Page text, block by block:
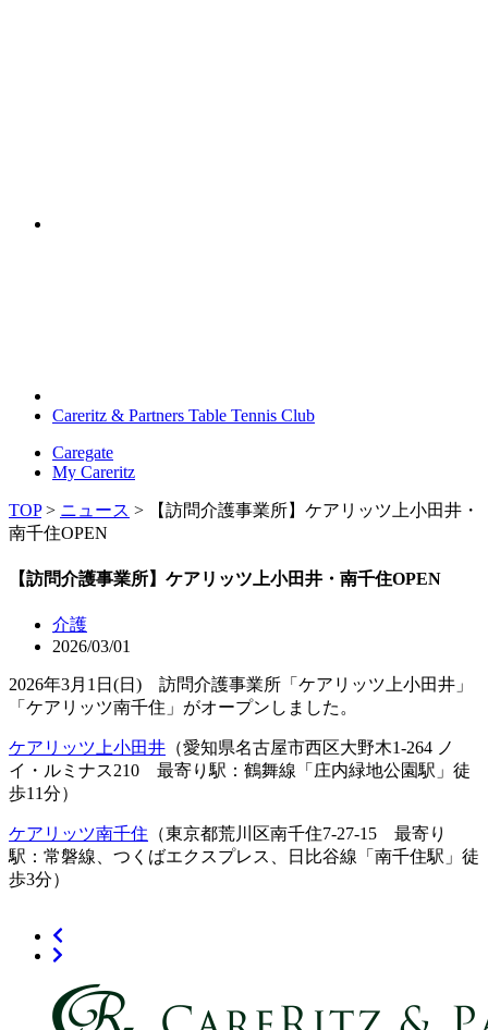
Careritz & Partners Table Tennis Club
Caregate
My Careritz
TOP> ニュース >
【訪問介護事業所】ケアリッツ上小田井・
南千住OPEN
【訪問介護事業所】ケアリッツ上小田井・南千住OPEN
介護
2026/03/01
2026年3月1日(日) 訪問介護事業所「ケアリッツ上小田井」
「ケアリッツ南千住」がオープンしました。
ケアリッツ上小田井 （愛知県名古屋市西区大野木1-264 ノ
イ・ルミナス210 最寄り駅：鶴舞線「庄内緑地公園駅」徒
歩11分）
ケアリッツ南千住 （東京都荒川区南千住7-27-15 最寄り
駅：常磐線、つくばエクスプレス、日比谷線「南千住駅」徒
歩3分）